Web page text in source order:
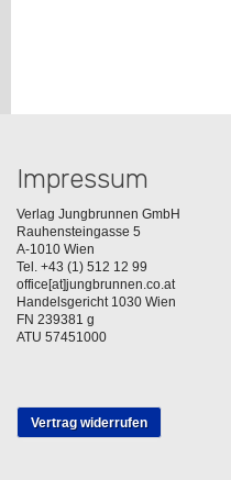
Impressum
Verlag Jungbrunnen GmbH
Rauhensteingasse 5
A-1010 Wien
Tel. +43 (1) 512 12 99
office[at]jungbrunnen.co.at
Handelsgericht 1030 Wien
FN 239381 g
ATU 57451000
Vertrag widerrufen